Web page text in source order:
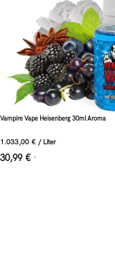
Vampire Vape Heisenberg 30ml Aroma
1.033,00 € / Liter
30,99 € *